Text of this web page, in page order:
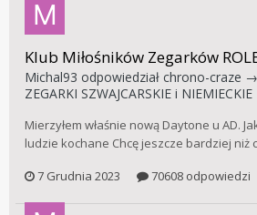
Klub Miłośników Zegarków
Michal93 odpowiedział chrono-craze
ZEGARKI SZWAJCARSKIE i NIEMIECKIE
Mierzyłem właśnie nową Daytone u AD.
ludzie kochane Chcę jeszcze bardziej niż
7 Grudnia 2023
70608 odpowiedzi